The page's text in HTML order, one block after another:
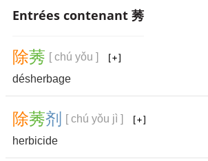
Entrées contenant 莠
除莠 [ chú yǒu ]
désherbage
除莠剂
[ chú yǒu jì ]
herbicide